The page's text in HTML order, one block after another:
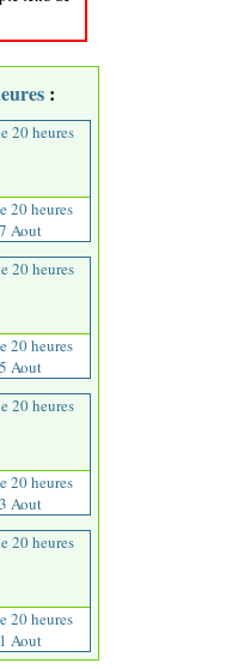
:
20 heures
Aout
20 heures
Aout
20 heures
Aout
20 heures
Aout